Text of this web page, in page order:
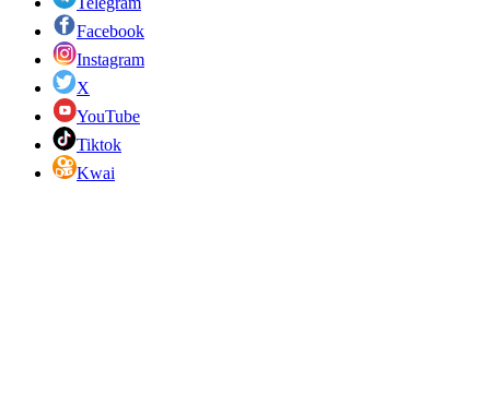
Facebook
Instagram
X
YouTube
Tiktok
Kwai